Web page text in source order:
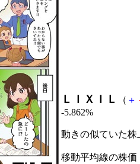
ＬＩＸＩＬ （ ＋
-5.862%
動きの似ていた
移動平均線の株価